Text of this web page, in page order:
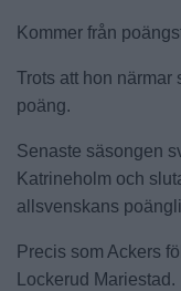
Kommer från
Trots att hon närmar
poäng.
Senaste säsongen
Katrineholm och
allsvenskans
Precis som Ackers
Lockerud Mariestad.